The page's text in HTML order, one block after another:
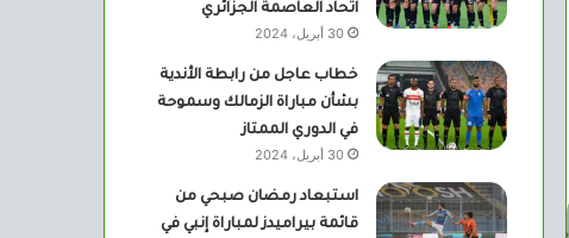
اتحاد العاصمة الجزائري
30 أبريل، 2024
خطاب عاجل من رابطة الأندية
بشأن مباراة الزمالك وسموحة
في الدوري الممتاز
30 أبريل، 2024
استبعاد رمضان صبحي من
قائمة بيراميدز لمباراة إنبي في